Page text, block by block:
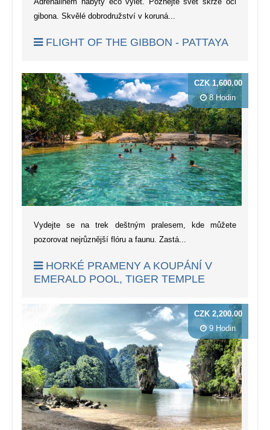
gibona. Skvělé dobrodružství v koruná...
FLIGHT OF THE GIBBON - PATTAYA
Vydejte se na trek deštným pralesem, kde můžete
pozorovat nejrůznější flóru a faunu. Zastá...
HORKÉ PRAMENY A KOUPÁNÍ V
EMERALD POOL, TIGER TEMPLE
CZK 1,600.00
8 Hodin
CZK 2,200.00
9 Hodin